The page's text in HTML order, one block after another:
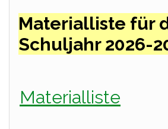
Materialliste für
Schuljahr 2026-
Materialliste